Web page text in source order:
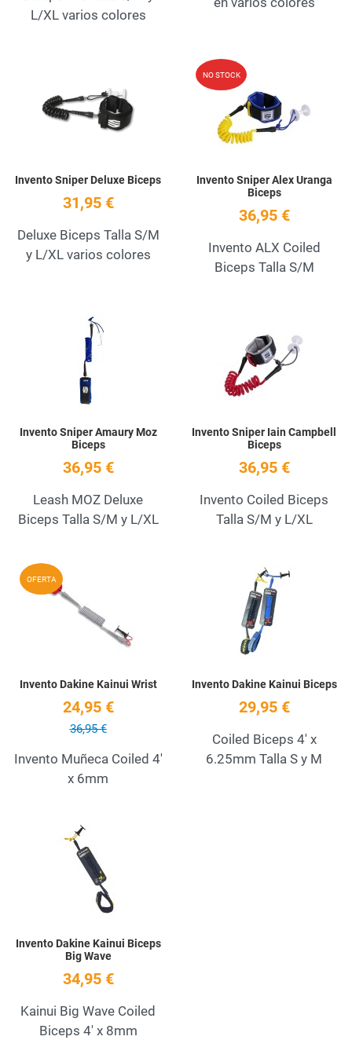
L/XL varios colores
Add to Wishlist
Invento Sniper Deluxe Biceps
31,95 €
Deluxe Biceps Talla S/M
y L/XL varios colores
NO STOCK
Invento Sniper Alex Uranga
Biceps
36,95 €
Invento ALX Coiled
Biceps Talla S/M
Invento Sniper Amaury Moz
Biceps
36,95 €
Leash MOZ Deluxe
Biceps Talla S/M y L/XL
Invento Sniper Iain Campbell
Biceps
36,95 €
Invento Coiled Biceps
Talla S/M y L/XL
OFERTA Add to Wishlist
Invento Dakine Kainui Wrist
24,95 €
36,95 €
Invento Muñeca Coiled 4'
x 6mm
Invento Dakine Kainui Biceps
29,95 €
Coiled Biceps 4' x
6.25mm Talla S y M
Invento Dakine Kainui Biceps
Big Wave
34,95 €
Kainui Big Wave Coiled
Biceps 4' x 8mm